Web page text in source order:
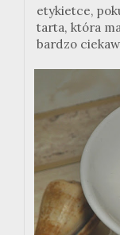
etykietce,
tarta, która
bardzo